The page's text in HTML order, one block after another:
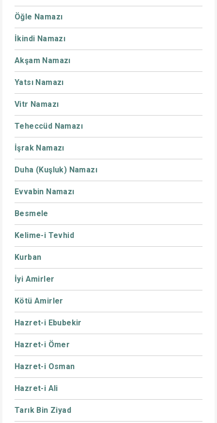
Öğle Namazı
İkindi Namazı
Akşam Namazı
Yatsı Namazı
Vitr Namazı
Teheccüd Namazı
İşrak Namazı
Duha (Kuşluk) Namazı
Evvabin Namazı
Besmele
Kelime-i Tevhid
Kurban
İyi Amirler
Kötü Amirler
Hazret-i Ebubekir
Hazret-i Ömer
Hazret-i Osman
Hazret-i Ali
Tarık Bin Ziyad